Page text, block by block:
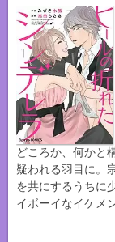
どころか、何かと
疑われる羽目に。
を共にするうちに
イボーイなイケメ